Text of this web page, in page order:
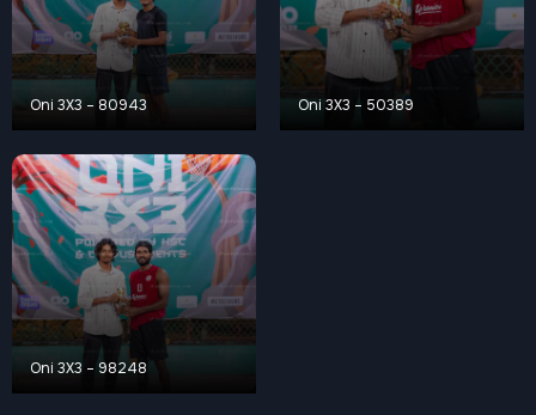
Oni 3X3 – 80943 Oni 3X3 – 50389
Oni 3X3 – 98248